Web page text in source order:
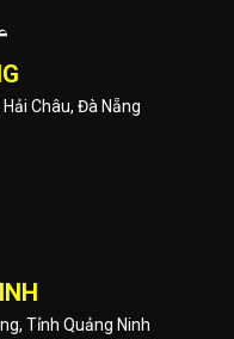
Châu, Đà Nẵng
Tỉnh Quảng Ninh